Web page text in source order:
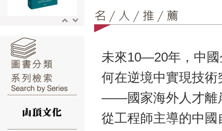
⑥
未來10—20年，中國
何在逆境中實現技
——國家海外人才離
從工程師主導的中